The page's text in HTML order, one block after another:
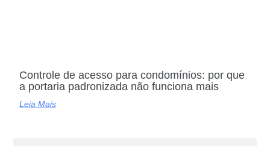
Controle de acesso para condomínios: por que
a portaria padronizada não funciona mais
Leia Mais